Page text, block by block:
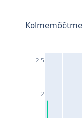
2
2.5